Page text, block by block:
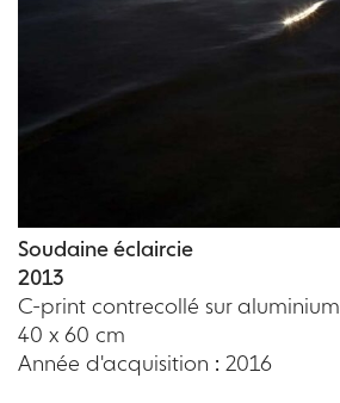
Soudaine éclaircie
2013
C-print contrecollé sur aluminium
40 x 60 cm
Année d'acquisition : 2016